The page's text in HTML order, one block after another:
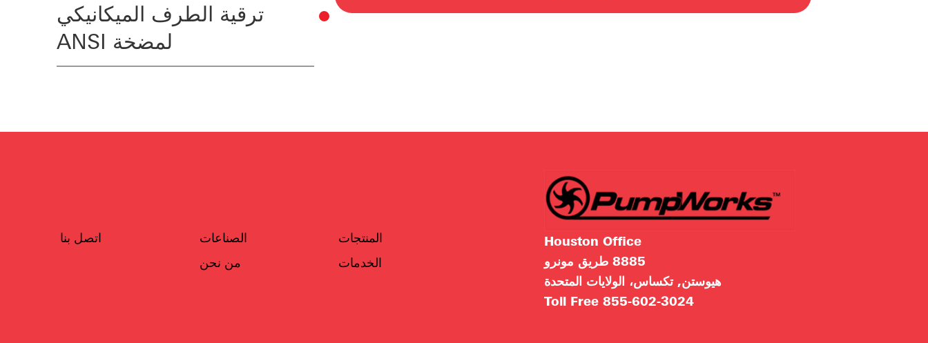
ترقية الطرف الميكانيكي
لمضخة ANSI
Houston Office
8885 طريق مونرو
هيوستن, تكساس، الولايات المتحدة
855-602-3024
Toll Free
المنتجات
الخدمات
الصناعات
من نحن
اتصل بنا